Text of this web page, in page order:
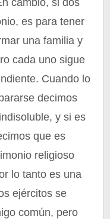
cambio, si dos
es para tener
una familia y
cada uno sigue
Cuando lo
decimos
y si es
que es
religioso
lo tanto es una
ejércitos se
común, pero